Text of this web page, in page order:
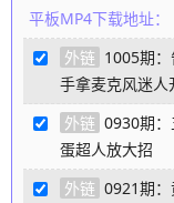
平板MP4下载地址：
外链 1005期
手拿麦克风迷人
外链 0930期
蛋超人放大招
外链 0921期